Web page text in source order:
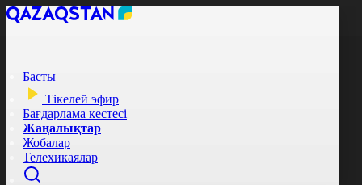
Басты
Тікелей эфир
Бағдарлама кестесі
Жаңалықтар
Жобалар
Телехикаялар